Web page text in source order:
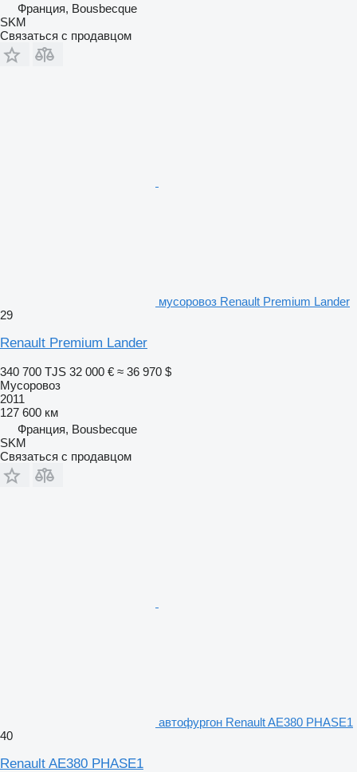
Франция, Bousbecque
SKM
Связаться с продавцом
мусоровоз Renault Premium Lander
29
Renault Premium Lander
340 700 TJS 32 000 € ≈ 36 970 $
Мусоровоз
2011
127 600 км
Франция, Bousbecque
SKM
Связаться с продавцом
автофургон Renault AE380 PHASE1
40
Renault AE380 PHASE1